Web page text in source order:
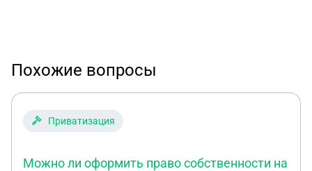
Похожие вопросы
Приватизация
Можно ли оформить право собственности на